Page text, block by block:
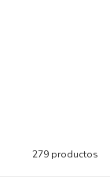
279 productos